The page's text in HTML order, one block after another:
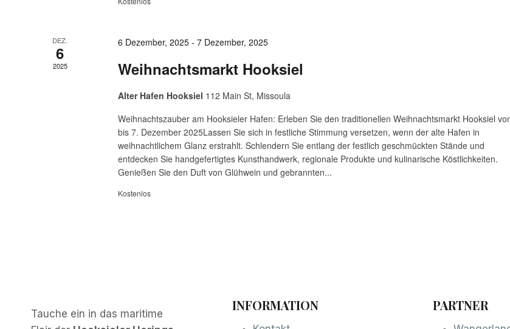
DEZ.
6
2025
6 Dezember, 2025 -7 Dezember, 2025
Weihnachtsmarkt Hooksiel
Alter Hafen Hooksiel 112 Main St, Missoula
Weihnachtszauber am Hooksieler Hafen: Erleben Sie den traditionellen Weihnachtsmarkt Hooksiel
bis 7. Dezember 2025Lassen Sie sich in festliche Stimmung versetzen, wenn der alte Hafen in
weihnachtlichem Glanz erstrahlt. Schlendern Sie entlang der festlich geschmückten Stände und
entdecken Sie handgefertigtes Kunsthandwerk, regionale Produkte und kulinarische Köstlichkeiten.
Genießen Sie den Duft von Glühwein und gebrannten...
Kostenlos
Tauche ein in das maritime
INFORMATION PARTNER